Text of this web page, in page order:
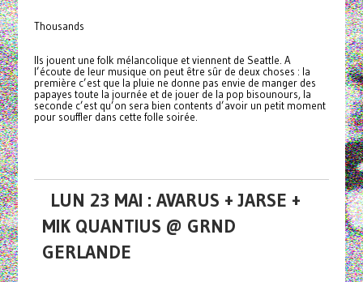
Thousands
Ils jouent une folk mélancolique et viennent de Seattle. A
l’écoute de leur musique on peut être sûr de deux choses : la
première c’est que la pluie ne donne pas envie de manger des
papayes toute la journée et de jouer de la pop bisounours, la
seconde c’est qu’on sera bien contents d’avoir un petit moment
pour souffler dans cette folle soirée.
LUN 23 MAI : AVARUS + JARSE +
MIK QUANTIUS @ GRND
GERLANDE